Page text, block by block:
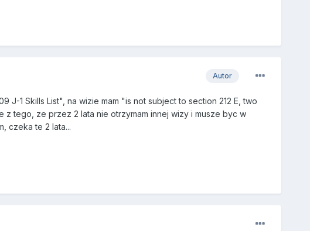
Autor
J-1 Skills List", na wizie mam "is not subject to section 212 E, two
tego, ze przez 2 lata nie otrzymam innej wizy i musze byc w
czeka te 2 lata...